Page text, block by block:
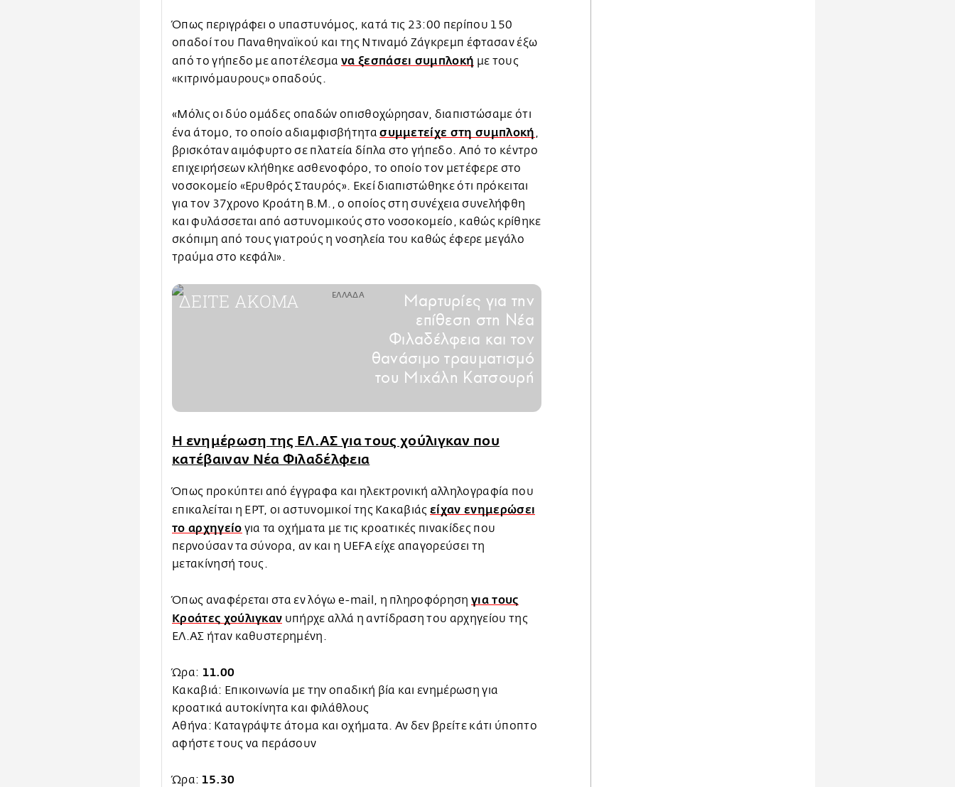
Όπως περιγράφει ο υπαστυνόμος, κατά τις 23:00 περίπου 150
οπαδοί του Παναθηναϊκού και της Ντιναμό Ζάγκρεμπ έφτασαν έξω
από το γήπεδο με αποτέλεσμα να ξεσπάσει συμπλοκή με τους
«κιτρινόμαυρους» οπαδούς.
«Μόλις οι δύο ομάδες οπαδών οπισθοχώρησαν, διαπιστώσαμε ότι
ένα άτομο, το οποίο αδιαμφισβήτητασυμμετείχε στη συμπλοκή,
βρισκόταν αιμόφυρτο σε πλατεία δίπλα στο γήπεδο. Από το κέντρο
επιχειρήσεων κλήθηκε ασθενοφόρο, το οποίο τον μετέφερε στο
νοσοκομείο «Ερυθρός Σταυρός». Εκεί διαπιστώθηκε ότι πρόκειται
για τον 37χρονο Κροάτη Β.Μ., ο οποίος στη συνέχεια συνελήφθη
και φυλάσσεται από αστυνομικούς στο νοσοκομείο, καθώς κρίθηκε
σκόπιμη από τους γιατρούς η νοσηλεία του καθώς έφερε μεγάλο
τραύμα στο κεφάλι».
ΔΕΙΤΕ ΑΚΟΜΑ ΕΛΛΑΔΑ
Μαρτυρίες για την
επίθεση στη Νέα
Φιλαδέλφεια και τον
θανάσιμο τραυματισμό
του Μιχάλη Κατσουρή
Η ενημέρωση της ΕΛ.ΑΣ για τους χούλιγκαν που
κατέβαιναν Νέα Φιλαδέλφεια
Όπως προκύπτει από έγγραφα και ηλεκτρονική αλληλογραφία που
επικαλείται η ΕΡΤ, οι αστυνομικοί της Κακαβιάςείχαν ενημερώσει
το αρχηγείο για τα οχήματα με τις κροατικές πινακίδες που
περνούσαν τα σύνορα, αν και η UEFA είχε απαγορεύσει τη
μετακίνησή τους.
Όπως αναφέρεται στα εν λόγω e-mail, η πληροφόρηση για τους
Κροάτες χούλιγκαν υπήρχε αλλά η αντίδραση του αρχηγείου της
ΕΛ.ΑΣ ήταν καθυστερημένη.
Ώρα: 11.00
Κακαβιά: Επικοινωνία με την οπαδική βία και ενημέρωση για
κροατικά αυτοκίνητα και φιλάθλους
Αθήνα: Καταγράψτε άτομα και οχήματα. Αν δεν βρείτε κάτι ύποπτο
αφήστε τους να περάσουν
Ώρα: 15.30